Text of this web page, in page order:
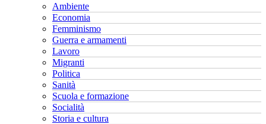
Ambiente
Economia
Femminismo
Guerra e armamenti
Lavoro
Migranti
Politica
Sanità
Scuola e formazione
Socialità
Storia e cultura